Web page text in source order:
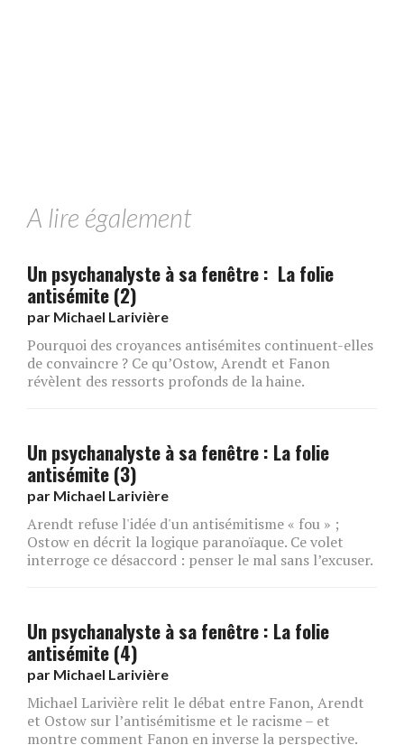
A lire également
Un psychanalyste à sa fenêtre : La folie
antisémite (2)
par Michael Larivière
Pourquoi des croyances antisémites continuent-elles
de convaincre ? Ce qu’Ostow, Arendt et Fanon
révèlent des ressorts profonds de la haine.
Un psychanalyste à sa fenêtre : La folie
antisémite (3)
par Michael Larivière
Arendt refuse l'idée d'un antisémitisme « fou » ;
Ostow en décrit la logique paranoïaque. Ce volet
interroge ce désaccord : penser le mal sans l’excuser.
Un psychanalyste à sa fenêtre : La folie
antisémite (4)
par Michael Larivière
Michael Larivière relit le débat entre Fanon, Arendt
et Ostow sur l’antisémitisme et le racisme – et
montre comment Fanon en inverse la perspective.